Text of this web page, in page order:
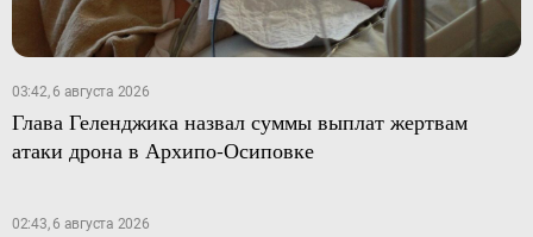
03:42, 6 августа 2026
Глава Геленджика назвал суммы выплат жертвам
атаки дрона в Архипо-Осиповке
02:43, 6 августа 2026